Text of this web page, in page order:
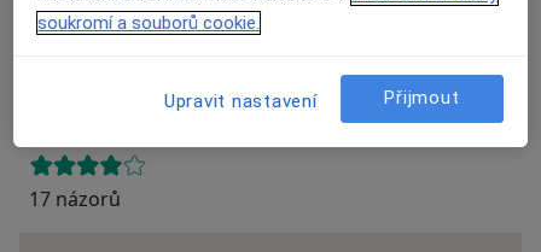
Názory
Přidejte svůj názor
17 názorů
soukromí a souborů cookie.
Upravit nastavení Přijmout